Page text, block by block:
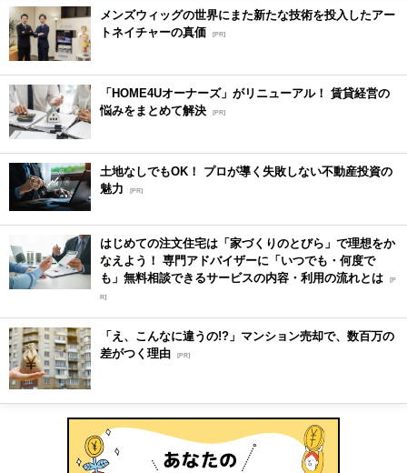
メンズウィッグの世界にまた新たな技術を投入したアー
トネイチャーの真価 [PR]
「HOME4Uオーナーズ」がリニューアル！ 賃貸経営の
悩みをまとめて解決 [PR]
土地なしでもOK！ プロが導く失敗しない不動産投資の
魅力
[PR]
はじめての注文住宅は「家づくりのとびら」で理想をか
なえよう！ 専門アドバイザーに「いつでも・何度で
も」無料相談できるサービスの内容・利用の流れとは [P
R]
「え、こんなに違うの!?」マンション売却で、数百万の
差がつく理由 [PR]